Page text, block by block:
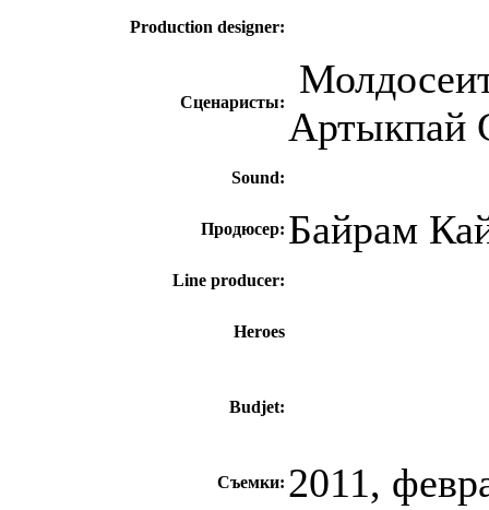
Production designer:
Сценаристы:
Артыкпай
Sound:
Продюсер: Байрам
Line producer:
Heroes
Budjet:
Съемки: 2011,